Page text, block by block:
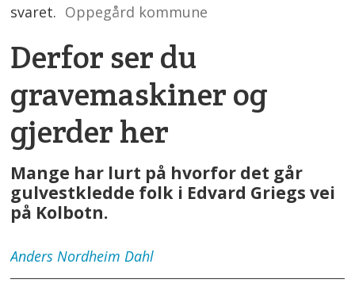
svaret. Oppegård kommune
Derfor ser du
gravemaskiner og
gjerder her
Mange har lurt på hvorfor det går
gulvestkledde folk i Edvard Griegs vei
på Kolbotn.
Anders Nordheim Dahl